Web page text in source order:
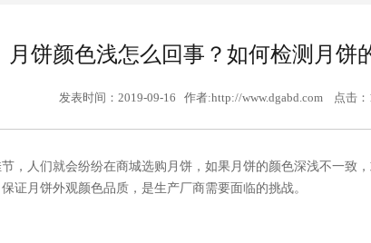
月饼颜色浅怎么回事？如何检测月饼
发表时间：2019-09-16 作者:http://www.dgabd.com 点击：
，人们就会纷纷在商城选购月饼，如果月饼的颜色深浅不一致
证月饼外观颜色品质，是生产厂商需要面临的挑战。